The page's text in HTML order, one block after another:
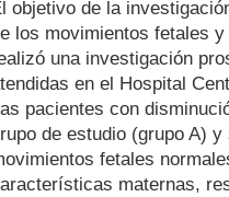
objetivo de la
los movimientos fetales
una investigación
en el Hospital
pacientes con
de estudio (grupo A)
fetales
maternas,